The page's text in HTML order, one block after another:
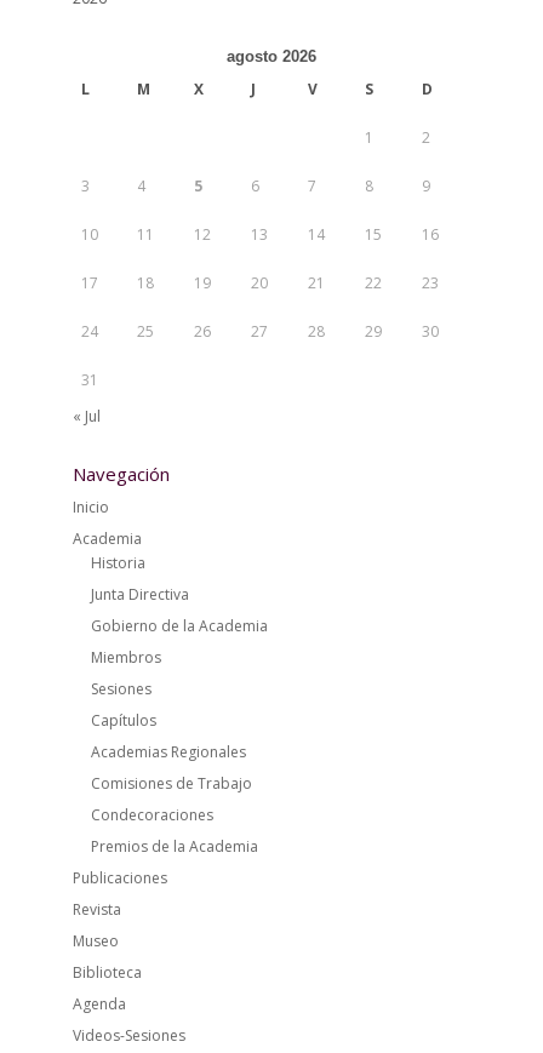
agosto 2026
L M X J V S D
1 2
3 4 5 6 7 8 9
10 11 12 13 14 15 16
17 18 19 20 21 22 23
24 25 26 27 28 29 30
31
« Jul
Navegación
Inicio
Academia
Historia
Junta Directiva
Gobierno de la Academia
Miembros
Sesiones
Capítulos
Academias Regionales
Comisiones de Trabajo
Condecoraciones
Premios de la Academia
Publicaciones
Revista
Museo
Biblioteca
Agenda
Videos-Sesiones